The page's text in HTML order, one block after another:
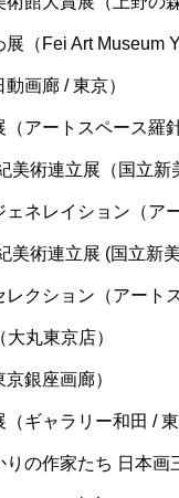
（Fei Art Museum
画廊 / 東京）
アートスペース羅針
術連立展（国立新
ネレイション（ア
術連立展 (国立新
クション（アート
丸東京店）
銀座画廊）
ギャラリー和田 / 東
の作家たち 日本画